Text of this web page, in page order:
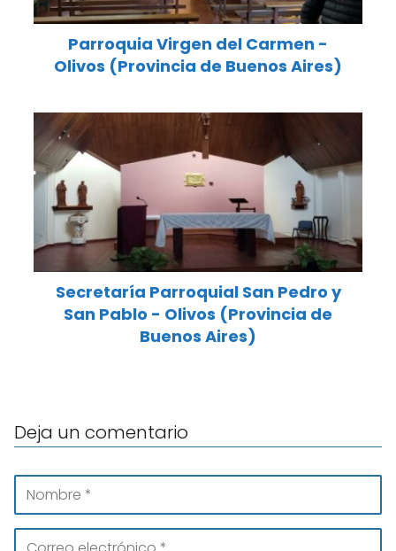
Parroquia Virgen del Carmen -
Olivos (Provincia de Buenos Aires)
Secretaría Parroquial San Pedro y
San Pablo - Olivos (Provincia de
Buenos Aires)
Deja un comentario